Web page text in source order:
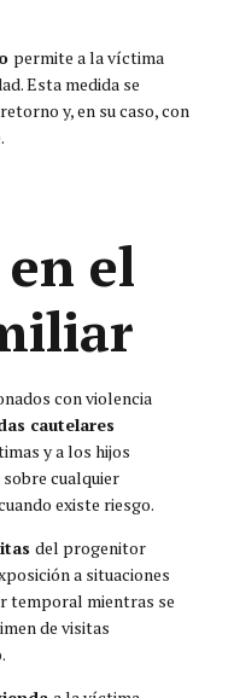
permite a la víctima
Esta medida se
y, en su caso, con
el
con violencia
cautelares
y a los hijos
cualquier
existe riesgo.
del progenitor
a situaciones
temporal mientras se
de visitas